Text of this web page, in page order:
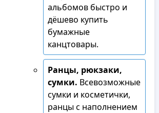
альбомов быстро и
дёшево купить
бумажные
канцтовары.
Ранцы, рюкзаки,
сумки. Всевозможные
сумки и косметички,
ранцы с наполнением